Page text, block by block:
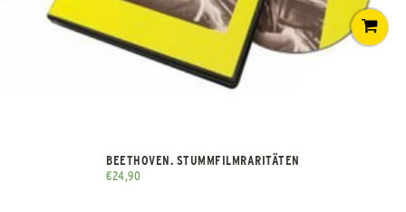
BEETHOVEN. STUMMFILMRARITÄTEN
€24,90